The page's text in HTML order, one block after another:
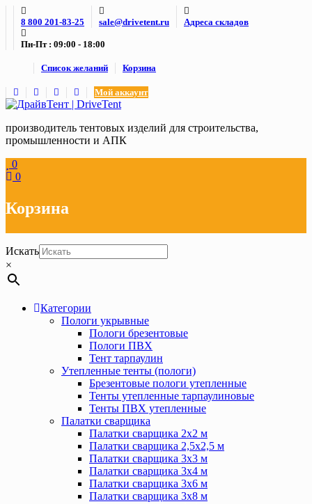
Skip
content
8 800 201-83-25 sale@drivetent.ru Адреса складов
Пн-Пт : 09:00 - 18:00
Список желаний Корзина
Мой аккаунт
производитель тентовых изделий для строительства,
промышленности и АПК
0
0
Корзина
Искать
×
Категории
Пологи укрывные
Пологи брезентовые
Пологи ПВХ
Тент тарпаулин
Утепленные тенты (пологи)
Брезентовые пологи утепленные
Тенты утепленные тарпаулиновые
Тенты ПВХ утепленные
Палатки сварщика
Палатки сварщика 2х2 м
Палатки сварщика 2,5х2,5 м
Палатки сварщика 3х3 м
Палатки сварщика 3х4 м
Палатки сварщика 3х6 м
Палатки сварщика 3х8 м